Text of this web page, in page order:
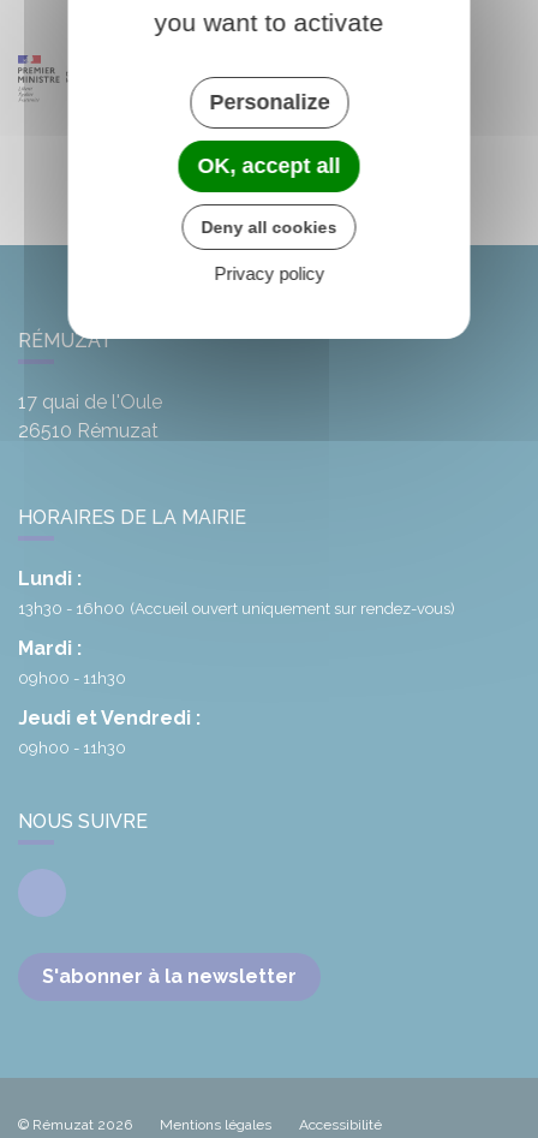
RÉMUZAT
17 quai de l'Oule
26510 Rémuzat
HORAIRES DE LA MAIRIE
Lundi :
13h30 - 16h00 (Accueil ouvert uniquement sur rendez-vous)
Mardi :
09h00 - 11h30
Jeudi et Vendredi :
09h00 - 11h30
NOUS SUIVRE
Facebook
S'abonner à la newsletter
© Rémuzat 2026 Mentions légales Accessibilité
you want to activate
Personalize
OK, accept all
Deny all cookies
Privacy policy